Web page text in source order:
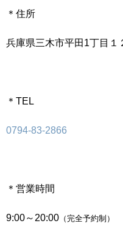
＊住所
兵庫県三木市平田1丁目１
＊TEL
0794-83-2866
＊営業時間
9:00～20:00 （完全予約制）